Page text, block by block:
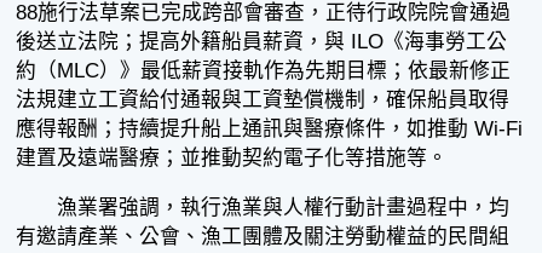
88施行法草案已完成跨部會審查，正待行政院院會通過
後送立法院；提高外籍船員薪資，與 ILO《海事勞工公
約（MLC）》最低薪資接軌作為先期目標；依最新修正
法規建立工資給付通報與工資墊償機制，確保船員取得
應得報酬；持續提升船上通訊與醫療條件，如推動 Wi-Fi
建置及遠端醫療；並推動契約電子化等措施等。
漁業署強調，執行漁業與人權行動計畫過程中，均
有邀請產業、公會、漁工團體及關注勞動權益的民間組